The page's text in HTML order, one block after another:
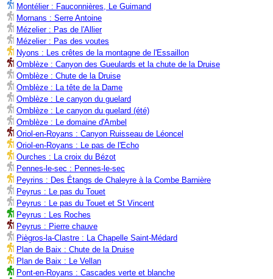
Montélier : Fauconnières, Le Guimand
Mornans : Serre Antoine
Mézelier : Pas de l'Allier
Mézelier : Pas des voutes
Nyons : Les crêtes de la montagne de l'Essaillon
Omblèze : Canyon des Gueulards et la chute de la Druise
Omblèze : Chute de la Druise
Omblèze : La tête de la Dame
Omblèze : Le canyon du guelard
Omblèze : Le canyon du guelard (été)
Omblèze : Le domaine d'Ambel
Oriol-en-Royans : Canyon Ruisseau de Léoncel
Oriol-en-Royans : Le pas de l'Echo
Ourches : La croix du Bézot
Pennes-le-sec : Pennes-le-sec
Peyrins : Des Étangs de Chaleyre à la Combe Barnière
Peyrus : Le pas du Touet
Peyrus : Le pas du Touet et St Vincent
Peyrus : Les Roches
Peyrus : Pierre chauve
Piègros-la-Clastre : La Chapelle Saint-Médard
Plan de Baix : Chute de la Druise
Plan de Baix : Le Vellan
Pont-en-Royans : Cascades verte et blanche